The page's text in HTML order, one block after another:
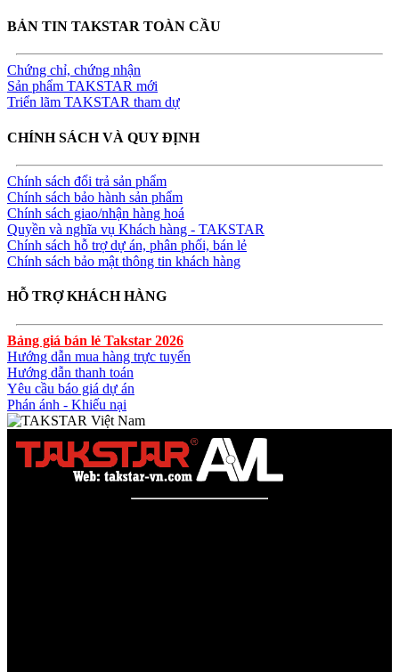
BẢN TIN TAKSTAR TOÀN CẦU
Chứng chỉ, chứng nhận
Sản phẩm TAKSTAR mới
Triển lãm TAKSTAR tham dự
CHÍNH SÁCH VÀ QUY ĐỊNH
Chính sách đổi trả sản phẩm
Chính sách bảo hành sản phẩm
Chính sách giao/nhận hàng hoá
Quyền và nghĩa vụ Khách hàng - TAKSTAR
Chính sách hỗ trợ dự án, phân phối, bán lẻ
Chính sách bảo mật thông tin khách hàng
HỖ TRỢ KHÁCH HÀNG
Bảng giá bán lẻ Takstar 2026
Hướng dẫn mua hàng trực tuyến
Hướng dẫn thanh toán
Yêu cầu báo giá dự án
Phán ánh - Khiếu nại